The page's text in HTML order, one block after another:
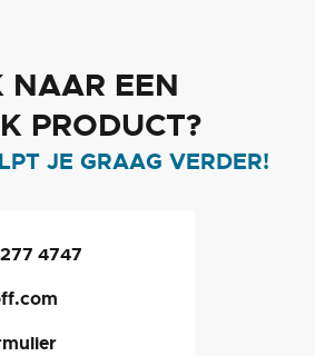
NAAR EEN
PRODUCT?
JE GRAAG VERDER!
4747